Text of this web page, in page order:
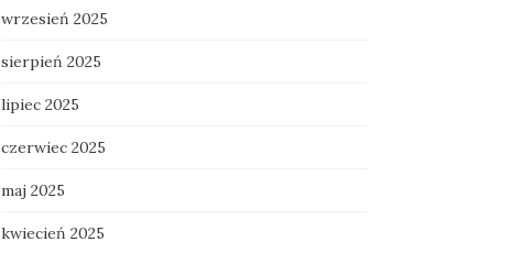
wrzesień 2025
sierpień 2025
lipiec 2025
czerwiec 2025
maj 2025
kwiecień 2025